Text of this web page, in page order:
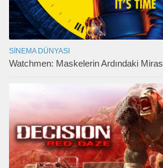
SINEMA DÜNYASI
Watchmen: Maskelerin Ardındaki Miras